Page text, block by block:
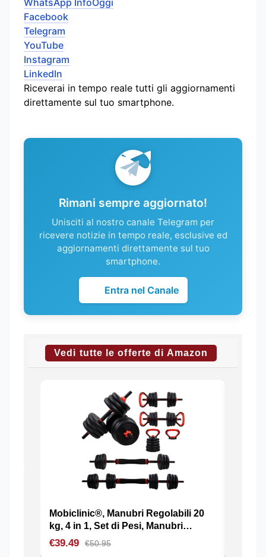
WhatsApp InfoOggi
Facebook
Telegram
YouTube
Instagram
LinkedIn
Riceverai in tempo reale tutti gli aggiornamenti
direttamente sul tuo smartphone.
Rimani sempre aggiornato!
Unisciti al nostro canale Telegram per
ricevere notizie in tempo reale, esclusive ed
aggiornamenti direttamente sul tuo
smartphone.
Entra nel Canale